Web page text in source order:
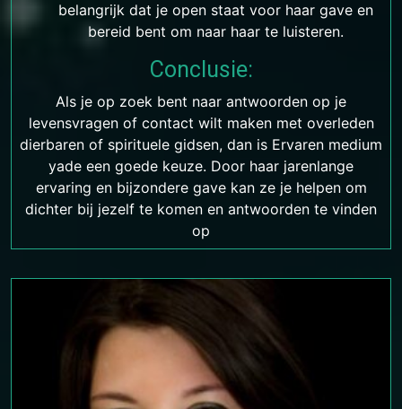
belangrijk dat je open staat voor haar gave en
bereid bent om naar haar te luisteren.
Conclusie:
Als je op zoek bent naar antwoorden op je
levensvragen of contact wilt maken met overleden
dierbaren of spirituele gidsen, dan is Ervaren medium
yade een goede keuze. Door haar jarenlange
ervaring en bijzondere gave kan ze je helpen om
dichter bij jezelf te komen en antwoorden te vinden
op